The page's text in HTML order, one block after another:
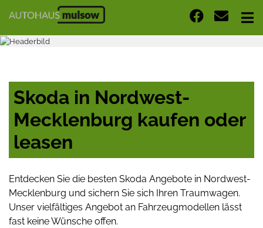
Skoda in Nordwest-
Mecklenburg kaufen oder
leasen
Entdecken Sie die besten Skoda Angebote in Nordwest-
Mecklenburg und sichern Sie sich Ihren Traumwagen.
Unser vielfältiges Angebot an Fahrzeugmodellen lässt
fast keine Wünsche offen.